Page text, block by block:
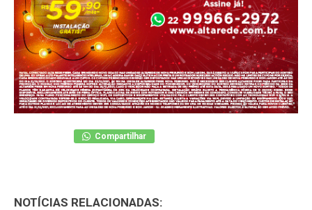
Compartilhar
NOTÍCIAS RELACIONADAS: